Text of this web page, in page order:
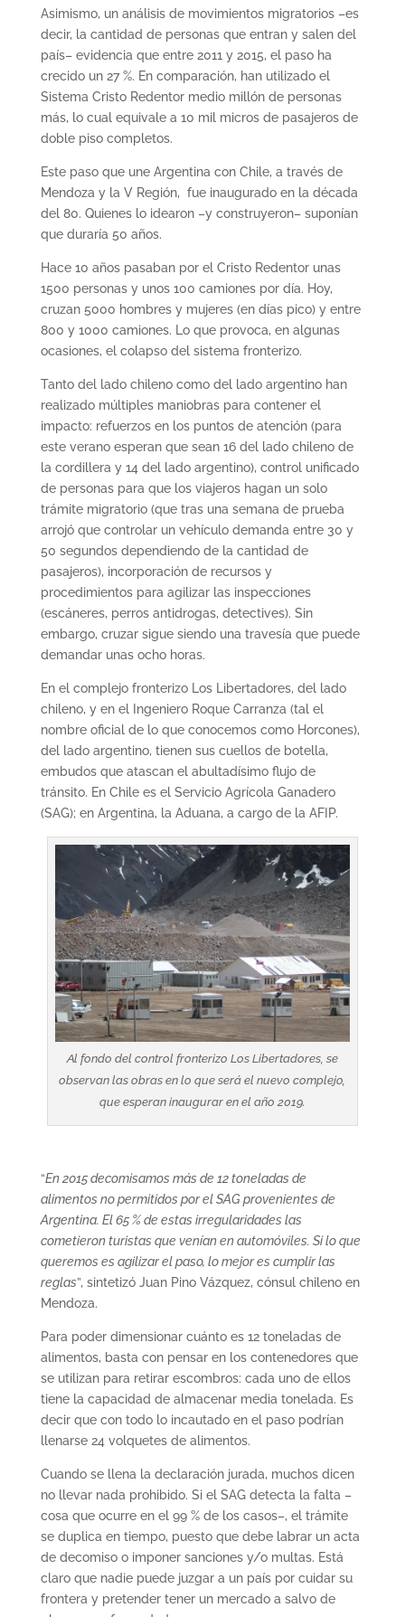
Asimismo, un análisis de movimientos migratorios –es
decir, la cantidad de personas que entran y salen del
país– evidencia que entre 2011 y 2015, el paso ha
crecido un 27 %. En comparación, han utilizado el
Sistema Cristo Redentor medio millón de personas
más, lo cual equivale a 10 mil micros de pasajeros de
doble piso completos.
Este paso que une Argentina con Chile, a través de
Mendoza y la V Región, fue inaugurado en la década
del 80. Quienes lo idearon –y construyeron– suponían
que duraría 50 años.
Hace 10 años pasaban por el Cristo Redentor unas
1500 personas y unos 100 camiones por día. Hoy,
cruzan 5000 hombres y mujeres (en días pico) y entre
800 y 1000 camiones. Lo que provoca, en algunas
ocasiones, el colapso del sistema fronterizo.
Tanto del lado chileno como del lado argentino han
realizado múltiples maniobras para contener el
impacto: refuerzos en los puntos de atención (para
este verano esperan que sean 16 del lado chileno de
la cordillera y 14 del lado argentino), control unificado
de personas para que los viajeros hagan un solo
trámite migratorio (que tras una semana de prueba
arrojó que controlar un vehículo demanda entre 30 y
50 segundos dependiendo de la cantidad de
pasajeros), incorporación de recursos y
procedimientos para agilizar las inspecciones
(escáneres, perros antidrogas, detectives). Sin
embargo, cruzar sigue siendo una travesía que puede
demandar unas ocho horas.
En el complejo fronterizo Los Libertadores, del lado
chileno, y en el Ingeniero Roque Carranza (tal el
nombre oficial de lo que conocemos como Horcones),
del lado argentino, tienen sus cuellos de botella,
embudos que atascan el abultadísimo flujo de
tránsito. En Chile es el Servicio Agrícola Ganadero
(SAG); en Argentina, la Aduana, a cargo de la AFIP.
Al fondo del control fronterizo Los Libertadores, se
observan las obras en lo que será el nuevo complejo,
que esperan inaugurar en el año 2019.
“En 2015 decomisamos más de 12 toneladas de
alimentos no permitidos por el SAG provenientes de
Argentina. El 65 % de estas irregularidades las
cometieron turistas que venían en automóviles. Si lo que
queremos es agilizar el paso, lo mejor es cumplir las
reglas”, sintetizó Juan Pino Vázquez, cónsul chileno en
Mendoza.
Para poder dimensionar cuánto es 12 toneladas de
alimentos, basta con pensar en los contenedores que
se utilizan para retirar escombros: cada uno de ellos
tiene la capacidad de almacenar media tonelada. Es
decir que con todo lo incautado en el paso podrían
llenarse 24 volquetes de alimentos.
Cuando se llena la declaración jurada, muchos dicen
no llevar nada prohibido. Si el SAG detecta la falta –
cosa que ocurre en el 99 % de los casos–, el trámite
se duplica en tiempo, puesto que debe labrar un acta
de decomiso o imponer sanciones y/o multas. Está
claro que nadie puede juzgar a un país por cuidar su
frontera y pretender tener un mercado a salvo de